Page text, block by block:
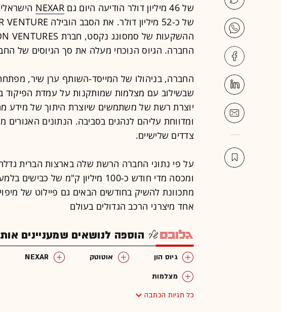
של 46 מיליון דולר הודיעה היום גם
NEXAR
ההשקעות של סמ
החברה. הגיוס הנוכחי מעלה את סך הגיוסים של החברה לכ-1000 מיליון
החברה, בניהולו של המייסד-השותף ערן שיר,
שבשילוב עם מצלמות שמותקנות על עמדת הפיקוד
יוצרת רשת של משתמשים שיוצרת היתוך של מידע
ומדווחת עליהם לנהגים בסביבה. הנתונים
צדדים שלישיים.
מתכוונת להשיק בחודשים הבאים גם פיילוט של
אחד מיצרני הרכב הגדולים בעולם
הוספה לנושאים שמעניינים
גיוס הון אוטוטק NEXAR
מצלמות
כל תגיות הכתבה